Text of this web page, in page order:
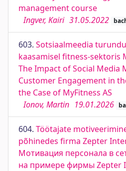
management course
Ingver, Kairi 31.05.2022
603. Sotsiaalmeedia
kaasamisel fitness-sektoris
The Impact of Social Media
Customer Engagement in
the Case of MyFitness AS
Ionov, Martin 19.01.2026
604. Töötajate
põhinedes firma Zepter
Мотивация персонала в
на примере фирмы Zepter